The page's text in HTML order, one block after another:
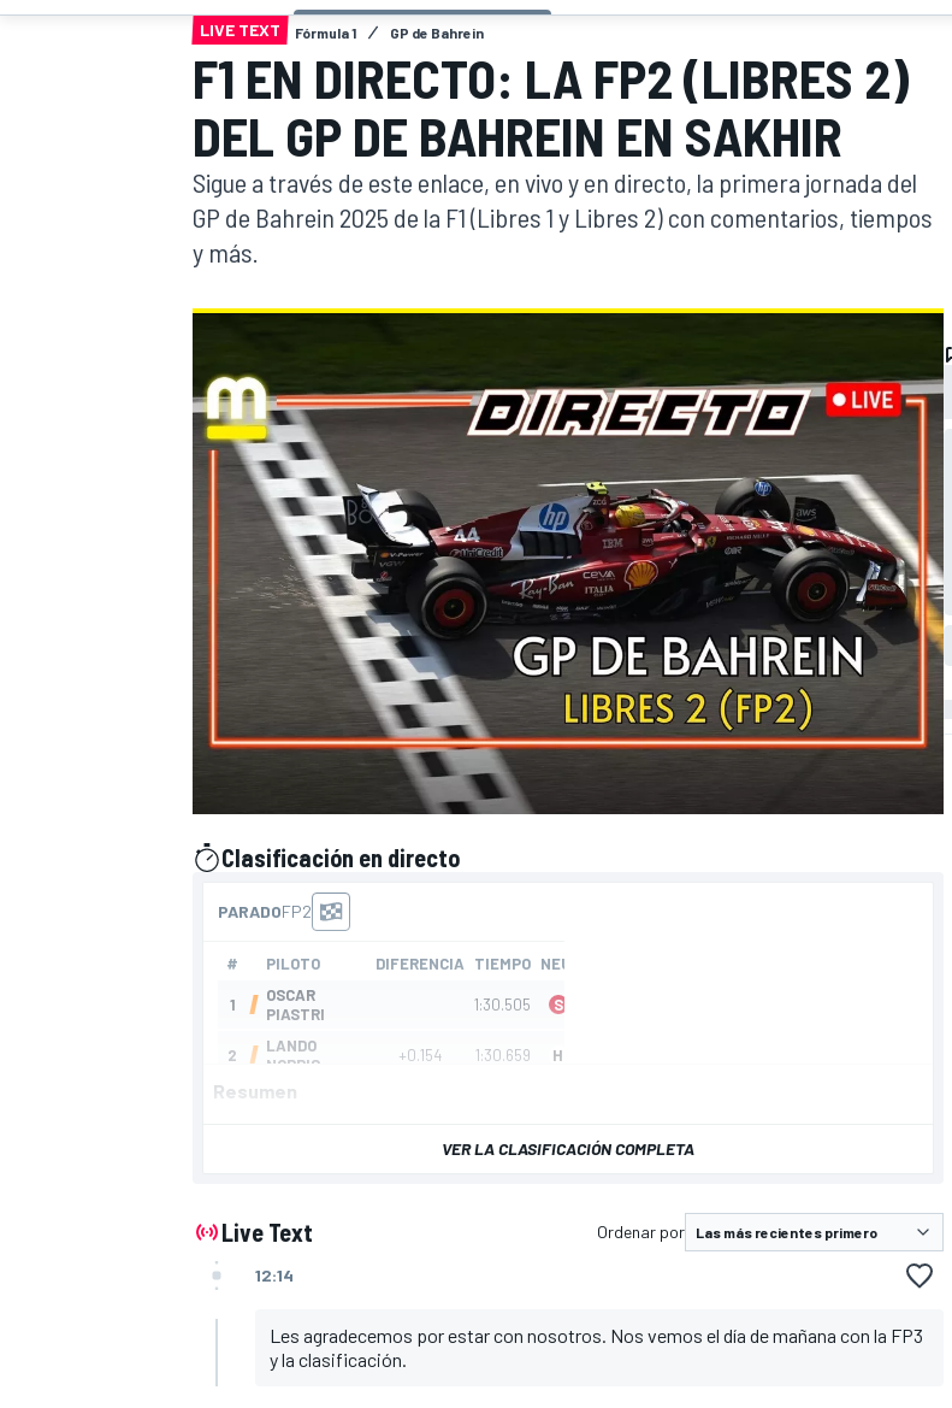
WEC FÓRMULA E
LIVE TEXT Fórmula 1 GP de Bahrein
F1 EN DIRECTO: LA FP2 (LIBRES 2)
DEL GP DE BAHREIN EN SAKHIR
Sigue a través de este enlace, en vivo y en directo, la primera jornada del
GP de Bahrein 2025 de la F1 (Libres 1 y Libres 2) con comentarios, tiempos
y más.
Clasificación en directo
presentado por
Resumen
VER LA CLASIFICACIÓN COMPLETA
Live Text Ordenar por
12:14
Les agradecemos por estar con nosotros. Nos vemos el día de mañana con la FP3
y la clasificación.